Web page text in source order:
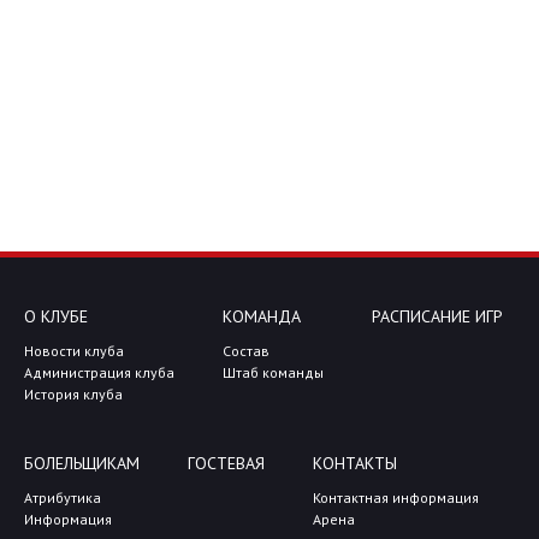
О КЛУБЕ
Новости клуба
Администрация клуба
История клуба
КОМАНДА
Состав
Штаб команды
РАСПИСАНИЕ ИГР
БОЛЕЛЬЩИКАМ
Атрибутика
Информация
ГОСТЕВАЯ КОНТАКТЫ
Контактная информация
Арена